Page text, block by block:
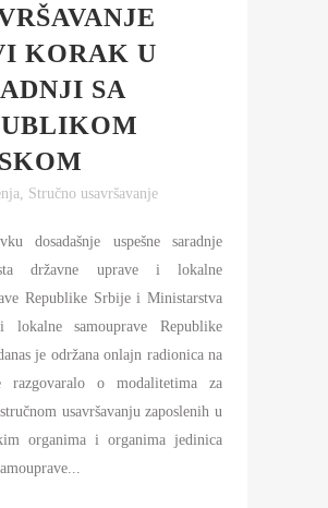
KORAK U
SA
, Stručno usavršavanje
dosadašnje uspešne saradnje
državne uprave i lokalne
Republike Srbije i Ministarstva
lokalne samouprave Republike
je održana onlajn radionica na
razgovaralo o modalitetima za
usavršavanju zaposlenih u
organima i organima jedinica